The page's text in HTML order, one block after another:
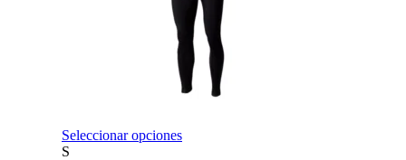
Seleccionar opcionesEste
S